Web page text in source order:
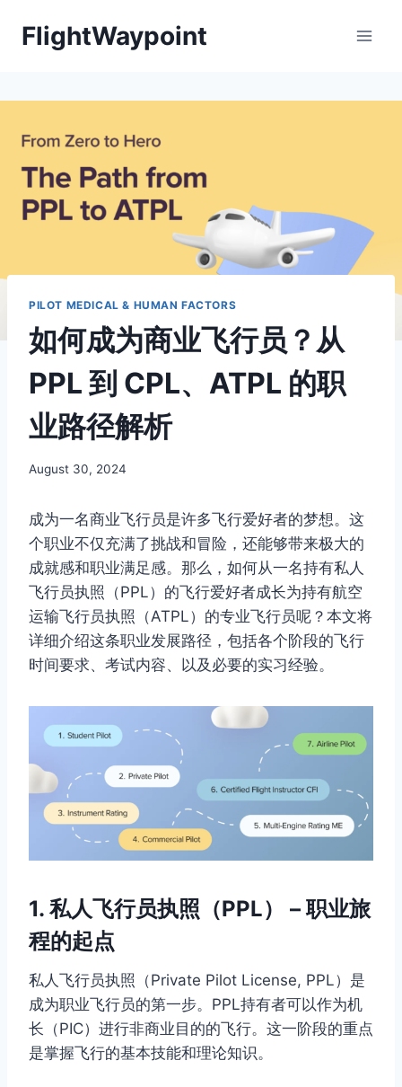
FlightWaypoint
PILOT MEDICAL & HUMAN FACTORS
如何成为商业飞行员？从
PPL 到 CPL、ATPL 的职
业路径解析
By
August 30, 2024
成为一名商业飞行员是许多飞行爱好者的梦想。这
个职业不仅充满了挑战和冒险，还能够带来极大的
成就感和职业满足感。那么，如何从一名持有私人
飞行员执照（PPL）的飞行爱好者成长为持有航空
运输飞行员执照（ATPL）的专业飞行员呢？本文将
详细介绍这条职业发展路径，包括各个阶段的飞行
时间要求、考试内容、以及必要的实习经验。
1. 私人飞行员执照（PPL） – 职业旅
程的起点
私人飞行员执照（Private Pilot License, PPL）是
成为职业飞行员的第一步。PPL持有者可以作为机
长（PIC）进行非商业目的的飞行。这一阶段的重点
是掌握飞行的基本技能和理论知识。